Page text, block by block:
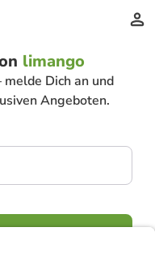
limango
Dich an und
Angeboten.